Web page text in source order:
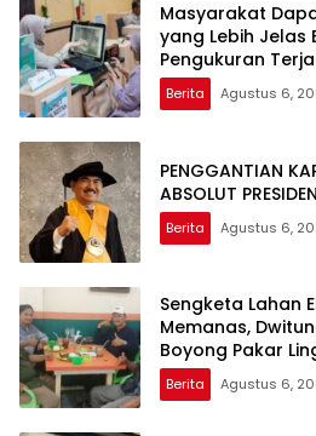
Masyarakat
yang Lebih Jelas
Pengukuran
Berita Agustus 6,
PENGGANTIAN
ABSOLUT PRESIDEN
Berita Agustus 6,
Sengketa Lahan
Memanas,
Boyong Pakar
Rupat
Berita Agustus 6,